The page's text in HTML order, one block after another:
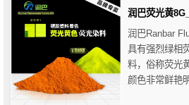
用于标记和追
润巴荧光黄
润巴Ranbar
具有强烈绿相
料，俗称荧光
颜色非常鲜艳